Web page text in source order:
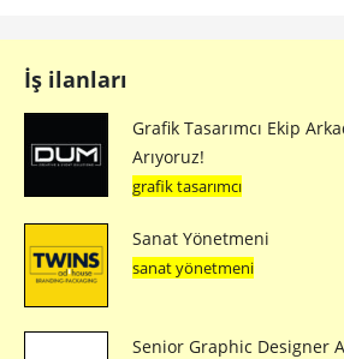
İş ilanları
Grafik Tasarımcı Ekip
Arıyoruz!
grafik tasarımcı
Sanat Yönetmeni
sanat yönetmeni
Senior Graphic Designer